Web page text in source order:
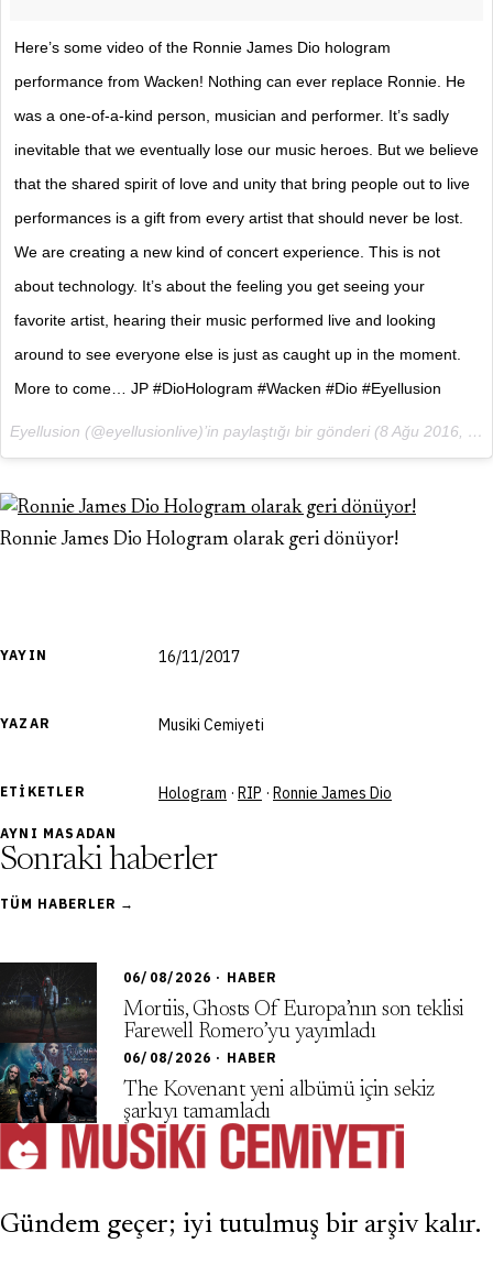
YAYIN 16/11/2017
YAZAR Musiki Cemiyeti
ETIKETLER Hologram · RIP · Ronnie James Dio
Here’s some video of the Ronnie James Dio hologram
performance from Wacken! Nothing can ever replace Ronnie. He
was a one-of-a-kind person, musician and performer. It’s sadly
inevitable that we eventually lose our music heroes. But we believe
that the shared spirit of love and unity that bring people out to live
performances is a gift from every artist that should never be lost.
We are creating a new kind of concert experience. This is not
about technology. It’s about the feeling you get seeing your
favorite artist, hearing their music performed live and looking
around to see everyone else is just as caught up in the moment.
More to come… JP #DioHologram #Wacken #Dio #Eyellusion
Eyellusion (@eyellusionlive)’in paylaştığı bir gönderi (8 Ağu 2016, 12:28 PDT
Ronnie James Dio Hologram olarak geri dönüyor!
AYNI MASADAN
Sonraki haberler
TÜM HABERLER →
06/08/2026 · HABER
Mortiis, Ghosts Of Europa’nın son teklisi
Farewell Romero’yu yayımladı
06/08/2026 · HABER
The Kovenant yeni albümü için sekiz
şarkıyı tamamladı
Gündem geçer; iyi tutulmuş bir arşiv kalır.